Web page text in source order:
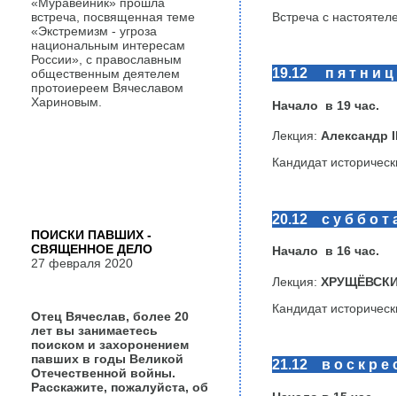
Встреча с
19.12 п я т н и ц
Начало в 19час.
Лекция: Александр
Кандидат
20.12 с у б б о т
Начало в 16 час.
​Лекция:
Кандидат
21.12 в о с к р е
встреча, посвященная теме
«Экстремизм - угроза
национальным интересам
России», с православным
общественным деятелем
протоиереем Вячеславом
Хариновым.
ПОИСКИ ПАВШИХ -
СВЯЩЕННОЕ ДЕЛО
27 февраля 2020
Отец Вячеслав, более 20
лет вы занимаетесь
поиском и захоронением
павших в годы Великой
Отечественной войны.
Расскажите, пожалуйста, об